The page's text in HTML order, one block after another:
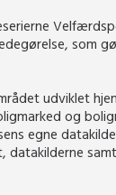
som
udviklet
og
egne
datakilderne